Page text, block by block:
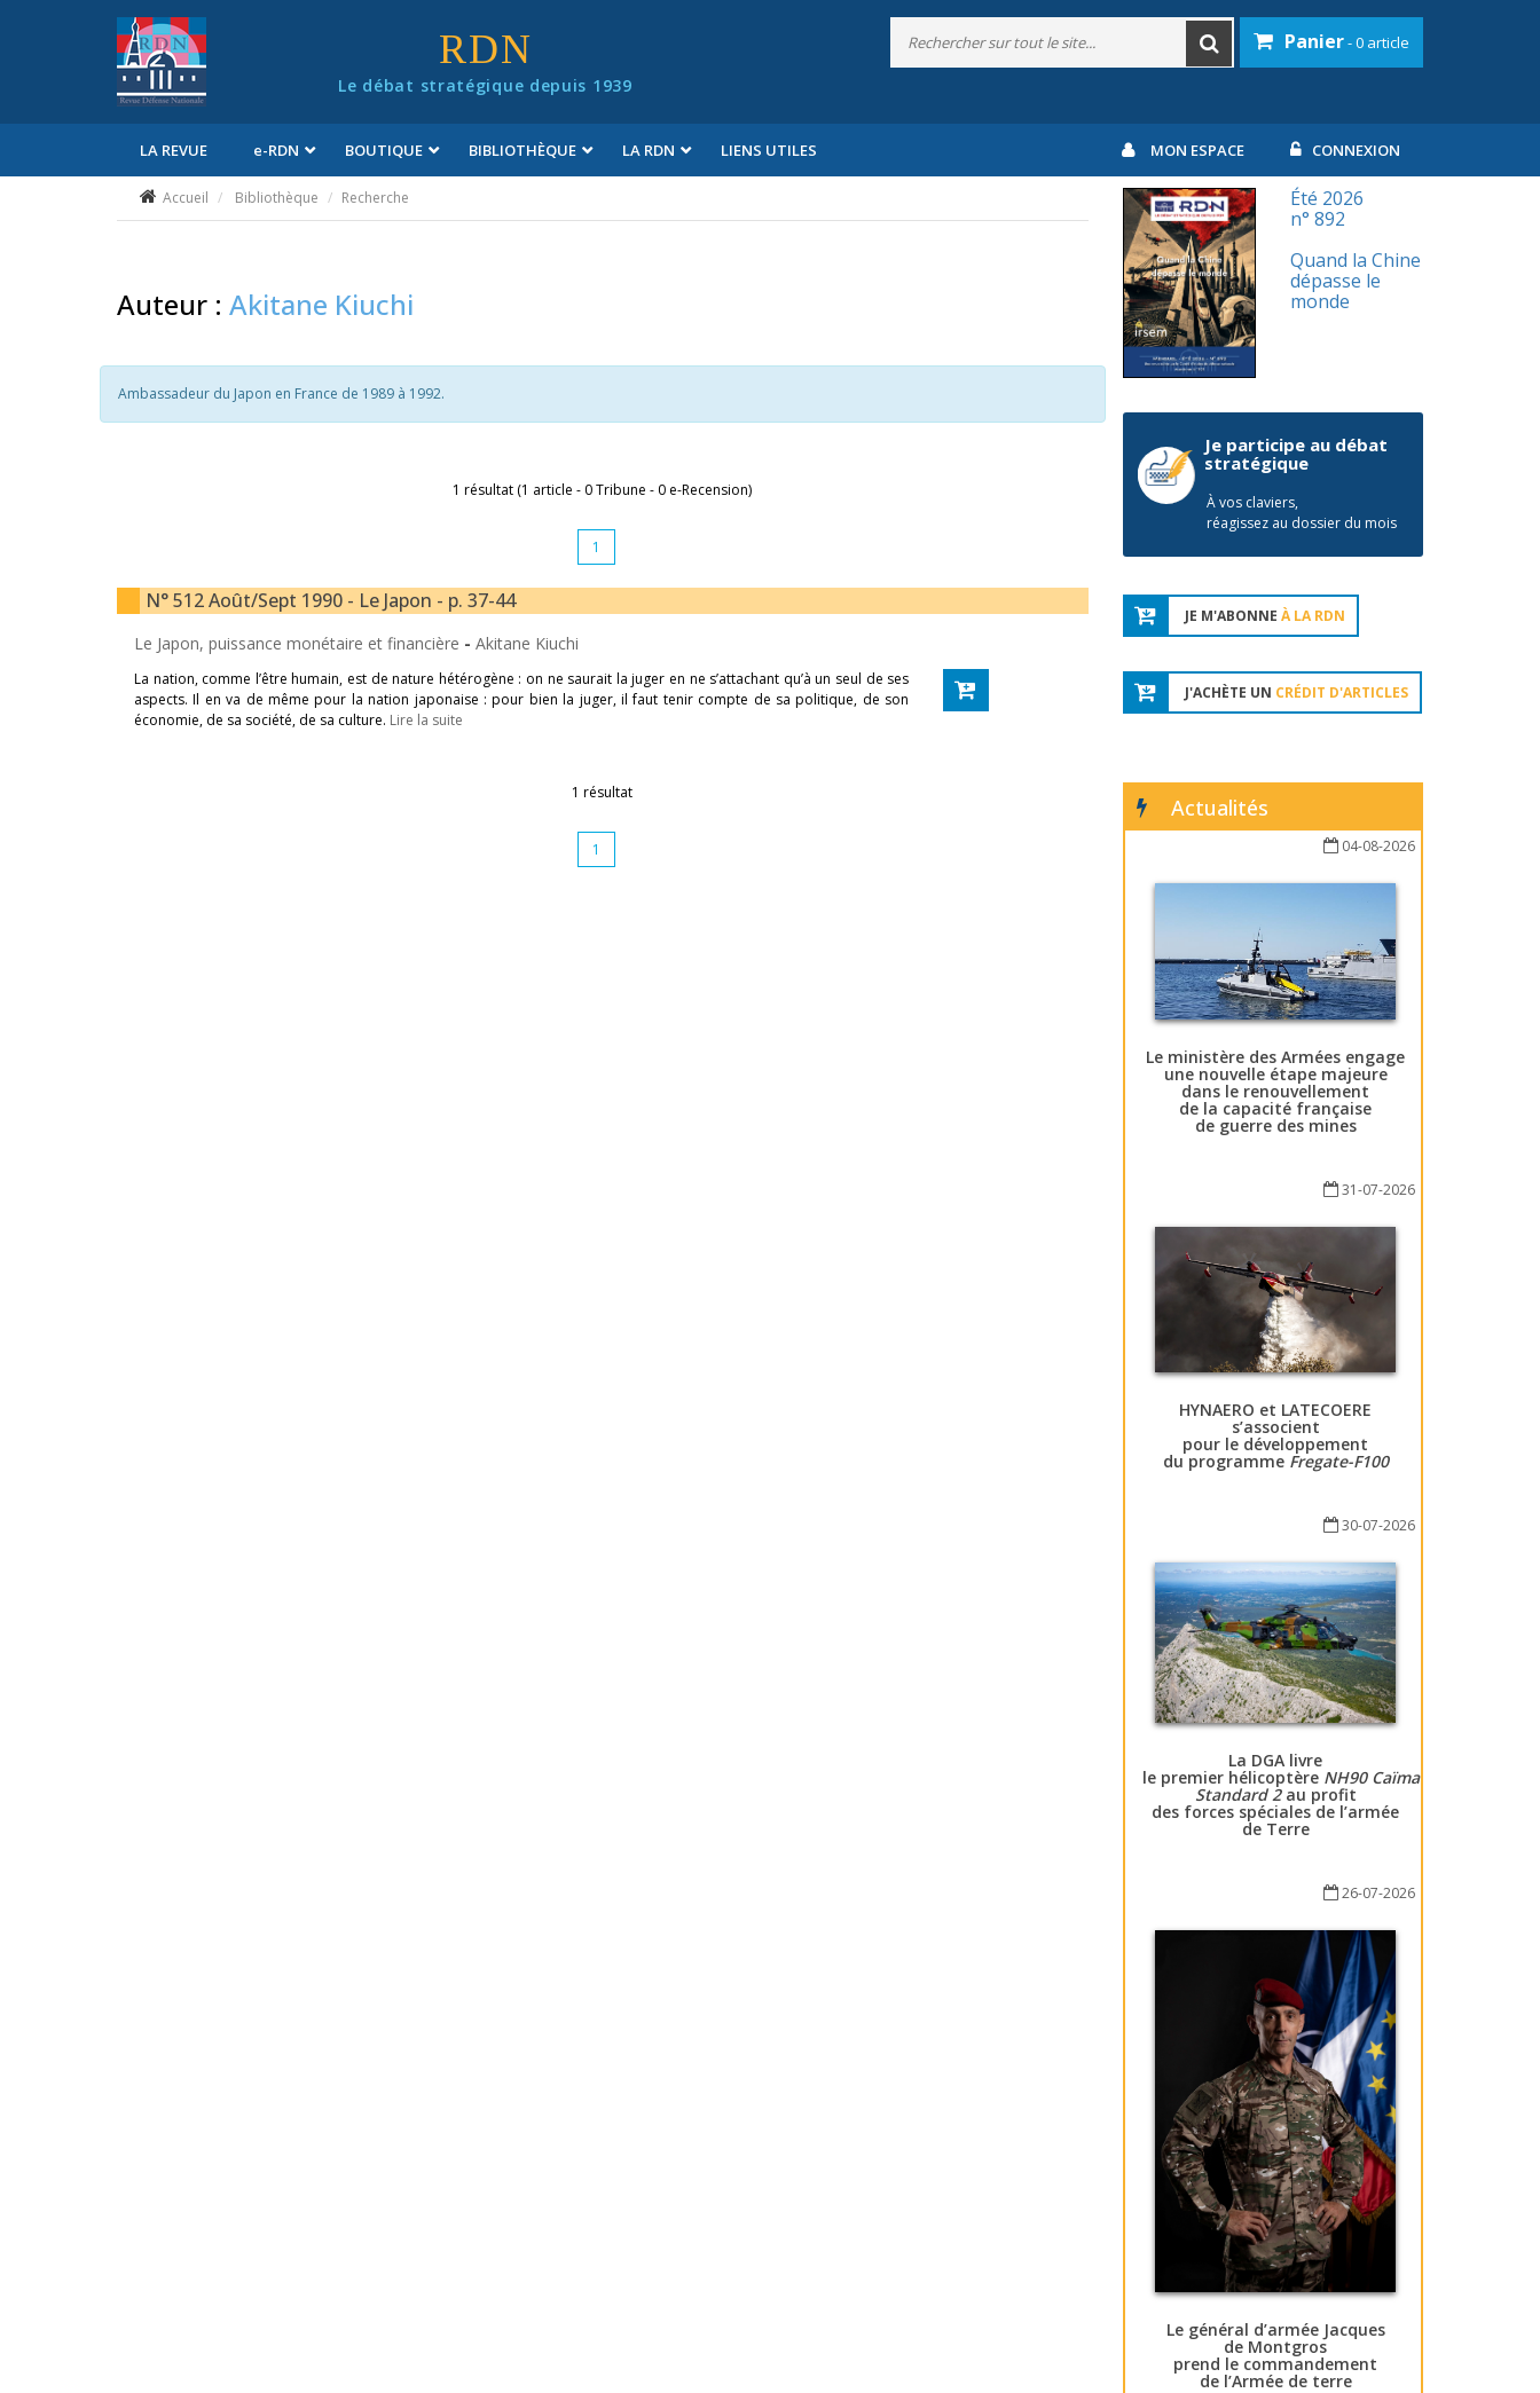
RDN
Le débat stratégique depuis 1939
Panier- 0 article
LA REVUE e-RDN BOUTIQUE BIBLIOTHÈQUE LA RDN LIENS UTILES MON ESPACE CONNEXION
Accueil Bibliothèque Recherche
Auteur : Akitane Kiuchi
Ambassadeur du Japon en France de 1989 à 1992.
1 résultat (1 article - 0 Tribune - 0 e-Recension)
1
N° 512 Août/Sept 1990 - Le Japon - p. 37-44
Le Japon, puissance monétaire et financière - Akitane Kiuchi
La nation, comme l’être humain, est de nature hétérogène : on ne saurait la juger en ne s’attachant qu’à un seul de ses
aspects. Il en va de même pour la nation japonaise : pour bien la juger, il faut tenir compte de sa politique, de son
économie, de sa société, de sa culture. Lire la suite
1 résultat
1
Été 2026
n° 892
Quand la Chine
dépasse le
monde
Je participe au débat
stratégique
À vos claviers,
réagissez au dossier du mois
JE M'ABONNE À LA RDN
J'ACHÈTE UN CRÉDIT D'ARTICLES
Actualités
04-08-2026
Le ministère des Armées engage
une nouvelle étape majeure
dans le renouvellement
de la capacité française
de guerre des mines
31-07-2026
HYNAERO et LATECOERE
s’associent
pour le développement
du programme Fregate-F100
30-07-2026
La DGA livre
le premier hélicoptère NH90 Caïman
Standard 2au profit
des forces spéciales de l’armée
de Terre
26-07-2026
Le général d’armée Jacques
de Montgros
prend le commandement
de l’Armée de terre